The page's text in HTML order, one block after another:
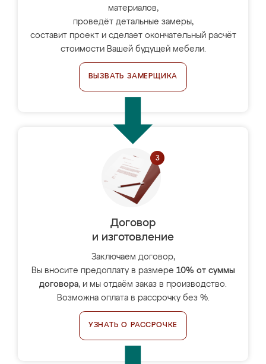
материалов,
проведёт детальные замеры,
составит проект и сделает окончательный расчёт
стоимости Вашей будущей мебели.
ВЫЗВАТЬ ЗАМЕРЩИКА
Договор
и изготовление
Заключаем договор,
Вы вносите предоплату в размере 10% от суммы
договора, и мы отдаём заказ в производство.
Возможна оплата в рассрочку без %.
УЗНАТЬ О РАССРОЧКЕ